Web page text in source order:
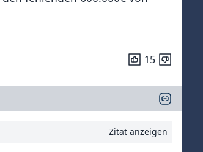
15
Zitat anzeigen